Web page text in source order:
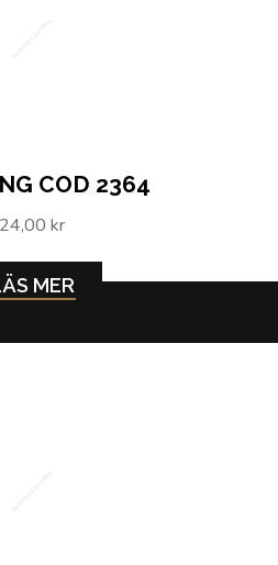
COD 2364
24,00 kr
MER